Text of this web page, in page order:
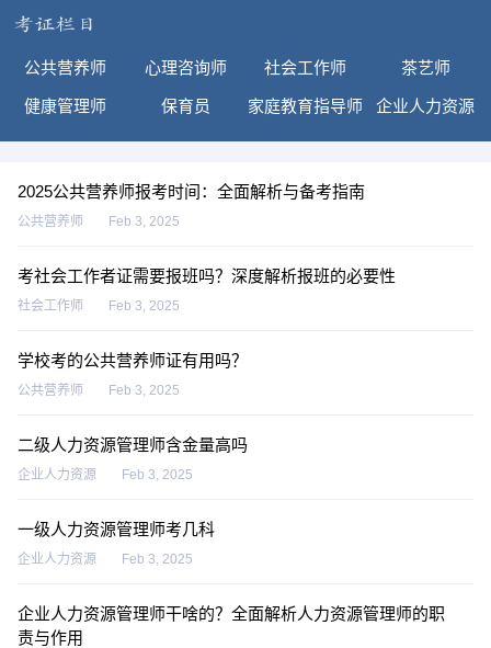
公共营养师 心理咨询师 社会工作师 茶艺师
健康管理师 保育员 家庭教育指导师 企业人力资源
2025公共营养师报考时间：全面解析与备考指南
公共营养师 Feb 3, 2025
考社会工作者证需要报班吗？深度解析报班的必要性
社会工作师 Feb 3, 2025
学校考的公共营养师证有用吗？
公共营养师 Feb 3, 2025
二级人力资源管理师含金量高吗
企业人力资源 Feb 3, 2025
一级人力资源管理师考几科
企业人力资源 Feb 3, 2025
企业人力资源管理师干啥的？全面解析人力资源管理师的职
责与作用